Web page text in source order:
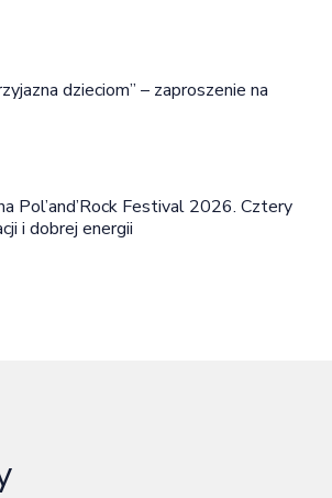
dzieciom” – zaproszenie na
Pol’and’Rock Festival 2026. Cztery
i dobrej energii